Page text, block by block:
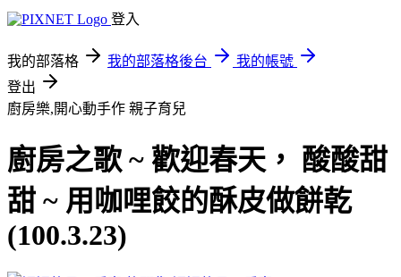
登入
我的部落格 我的部落格後台
我的帳號
登出
廚房樂,開心動手作 親子育兒
廚房之歌 ~ 歡迎春天， 酸酸甜
甜 ~ 用咖哩餃的酥皮做餅乾
(100.3.23)